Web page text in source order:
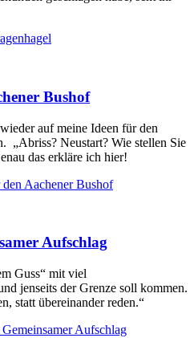
Bushof
auf meine Ideen für den
„Abriss? Neustart? Wie stellen Sie
das erkläre ich hier!
Aachener Bushof
Aufschlag
Guss“ mit viel
jenseits der Grenze soll kommen.
statt übereinander reden.“
Aufschlag